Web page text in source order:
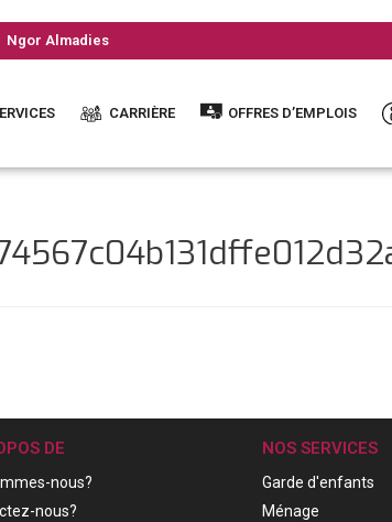
Ngor Almadies
CARRIÈRE OFFRES D’EMPLOIS
DE
nous?
nous?
NOS SERVICES
Garde d'enfants
Ménage